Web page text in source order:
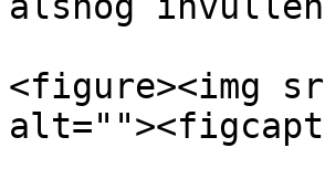
<figure><img